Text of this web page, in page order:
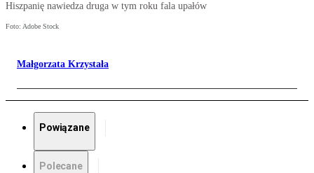
Hiszpanię nawiedza druga w tym roku fala upałów
Foto: Adobe Stock
Małgorzata Krzystała
Powiązane
Polecane